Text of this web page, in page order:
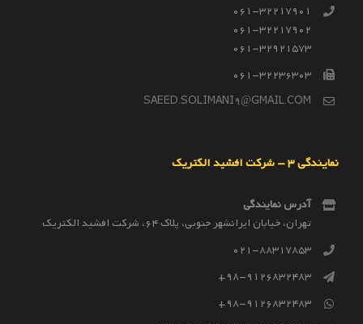
061-32217901
061-32217902
061-32921573
061-32236303
SAEED.SOLIMANI9@GMAIL.COM
نمایندگی 3 – شرکت افشید الکتریک
آدرس نمایندگی
تهران، خیابان ایرانشهر جنوبی، پلاک 64، شرکت افشید الکتریک
021-88317853
98-9126832483+
98-9126832483+